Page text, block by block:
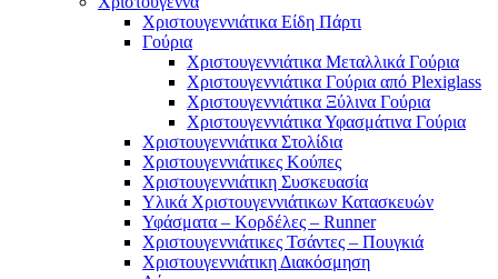
Χριστουγεννιάτικα Είδη Πάρτι
Γούρια
Χριστουγεννιάτικα Μεταλλικά Γούρια
Χριστουγεννιάτικα Γούρια από Plexiglass
Χριστουγεννιάτικα Ξύλινα Γούρια
Χριστουγεννιάτικα Υφασμάτινα Γούρια
Χριστουγεννιάτικα Στολίδια
Χριστουγεννιάτικες Κούπες
Χριστουγεννιάτικη Συσκευασία
Υλικά Χριστουγεννιάτικων Κατασκευών
Υφάσματα – Κορδέλες – Runner
Χριστουγεννιάτικες Τσάντες – Πουγκιά
Χριστουγεννιάτικη Διακόσμηση